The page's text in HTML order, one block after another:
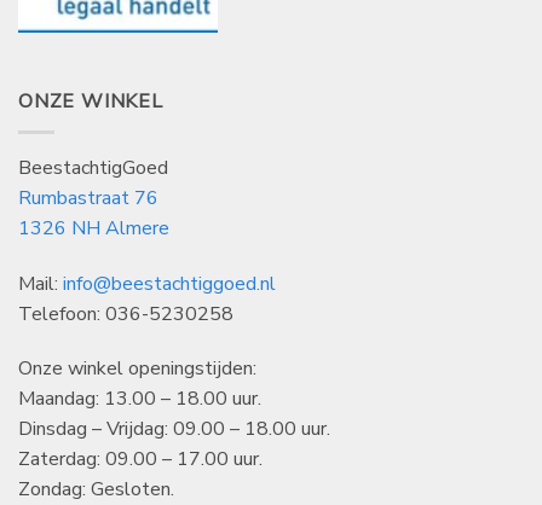
ONZE WINKEL
BeestachtigGoed
Rumbastraat 76
1326 NH Almere
Mail: info@beestachtiggoed.nl
Telefoon: 036-5230258
Onze winkel openingstijden:
Maandag: 13.00 – 18.00 uur.
Dinsdag – Vrijdag: 09.00 – 18.00 uur.
Zaterdag: 09.00 – 17.00 uur.
Zondag: Gesloten.